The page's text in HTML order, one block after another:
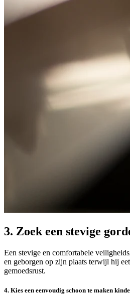
3. Zoek een stevige
Een stevige en comfortabele
en geborgen op zijn plaats terwijl hij
gemoedsrust.
4. Kies een eenvoudig schoon te maken